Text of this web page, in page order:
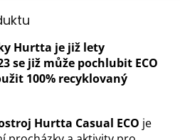
Hurtta je již lety
se již může pochlubit ECO
100% recyklovaný
Hurtta Casual ECO je